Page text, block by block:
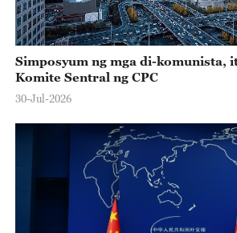
Simposyum ng mga di-komunista,
Komite Sentral ng CPC
30-Jul-2026